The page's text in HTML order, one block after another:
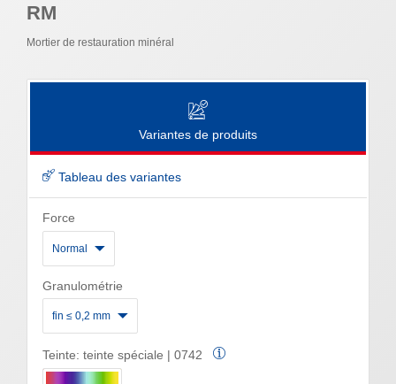
RM
Mortier de restauration minéral
Variantes de produits
Tableau des variantes
Force
Normal
Granulométrie
fin ≤ 0,2 mm
Teinte: teinte spéciale | 0742